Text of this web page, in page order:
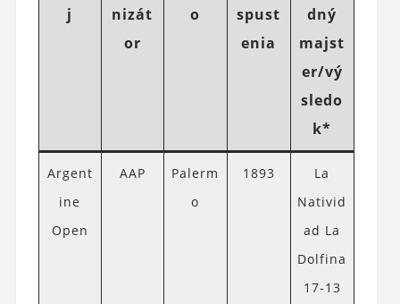
j
nizát
or
o
spust
enia
dný
majst
er/vý
sledo
k*
Argent
ine
Open
AAP
Palerm
o
1893
La
Nativid
ad La
Dolfina
17-13